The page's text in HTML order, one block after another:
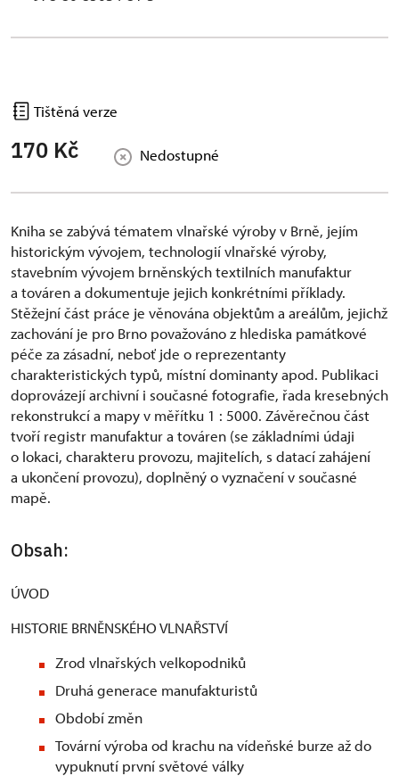
Tištěná verze
170 Kč Nedostupné
Kniha se zabývá tématem vlnařské výroby v Brně, jejím
historickým vývojem, technologií vlnařské výroby,
stavebním vývojem brněnských textilních manufaktur
a továren a dokumentuje jejich konkrétními příklady.
Stěžejní část práce je věnována objektům a areálům, jejichž
zachování je pro Brno považováno z hlediska památkové
péče za zásadní, neboť jde o reprezentanty
charakteristických typů, místní dominanty apod. Publikaci
doprovázejí archivní i současné fotografie, řada kresebných
rekonstrukcí a mapy v měřítku 1 : 5000. Závěrečnou část
tvoří registr manufaktur a továren (se základními údaji
o lokaci, charakteru provozu, majitelích, s datací zahájení
a ukončení provozu), doplněný o vyznačení v současné
mapě.
Obsah:
ÚVOD
HISTORIE BRNĚNSKÉHO VLNAŘSTVÍ
Zrod vlnařských velkopodniků
Druhá generace manufakturistů
Období změn
Tovární výroba od krachu na vídeňské burze až do
vypuknutí první světové války